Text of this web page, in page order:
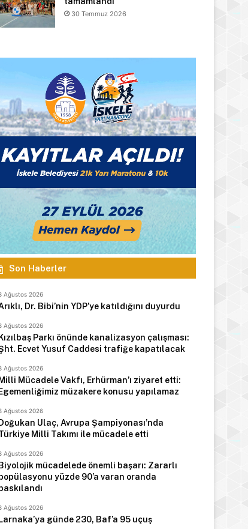
26 Temmuz 2026
Çelebi Sporcuları Türkiye
tamamladı
FIFA, Dünya Kupası finali sonrasındaki olaylarla ilgili soruşturma başlattı Yedidalga triatlonu Enis ve Ayşa’nın
30 Temmuz 2026
Son Haberler
Ağustos 2026
Dr. Bibi’nin YDP’ye katıldığını duyurdu
Ağustos 2026
Kızılbaş Parkı önünde kanalizasyon çalışması:
Ecvet Yusuf Caddesi trafiğe kapatılacak
Ağustos 2026
Milli Mücadele Vakfı, Erhürman’ı ziyaret etti:
Egemenliğimiz müzakere konusu yapılamaz
Ağustos 2026
Doğukan Ulaç, Avrupa Şampiyonası’nda
Milli Takımı ile mücadele etti
Ağustos 2026
Biyolojik mücadelede önemli başarı: Zararlı
yüzde 90’a varan oranda
baskılandı
Ağustos 2026
Larnaka’ya günde 230, Baf’a 95 uçuş